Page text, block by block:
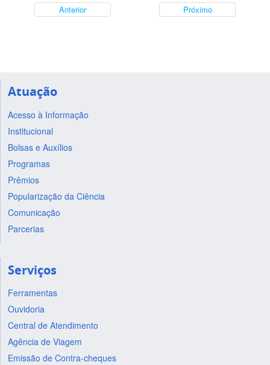
Anterior Próximo
Atuação
Acesso à Informação
Institucional
Bolsas e Auxílios
Programas
Prêmios
Popularização da Ciência
Comunicação
Parcerias
Serviços
Ferramentas
Ouvidoria
Central de Atendimento
Agência de Viagem
Emissão de Contra-cheques